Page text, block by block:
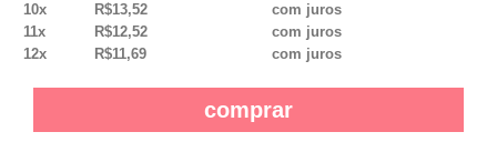
10x
R$13,52
com juros
11x
R$12,52
com juros
12x
R$11,69 com juros
comprar